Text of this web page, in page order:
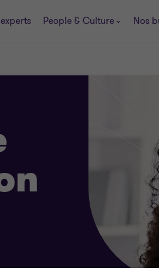
People & Culture Nos